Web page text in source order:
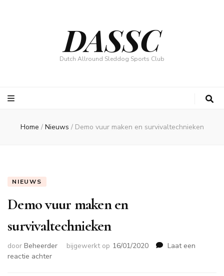
DASSC
Dutch Allround Sleddog Sports Club
Home / Nieuws / Demo vuur maken en survivaltechnieken
NIEUWS
Demo vuur maken en
survivaltechnieken
door Beheerder bijgewerkt op 16/01/2020
Laat een
reactie achterop